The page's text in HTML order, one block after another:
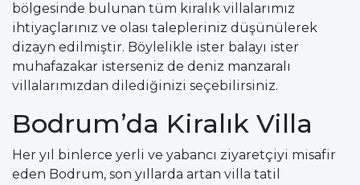
bölgesinde bulunan tüm kiralık villalarımız
ihtiyaçlarınız ve olası talepleriniz düşünülerek
dizayn edilmiştir. Böylelikle ister balayı ister
muhafazakar isterseniz de deniz manzaralı
villalarımızdan dilediğinizi seçebilirsiniz.
Bodrum’da Kiralık Villa
Her yıl binlerce yerli ve yabancı ziyaretçiyi misafir
eden Bodrum, son yıllarda artan villa tatil